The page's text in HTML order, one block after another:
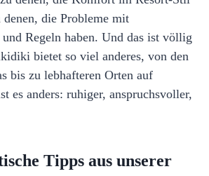
die Probleme mit
Regeln haben. Und das ist völlig
bietet so viel anderes, von den
bis zu lebhafteren Orten auf
es anders: ruhiger, anspruchsvoller,
Tipps aus unserer